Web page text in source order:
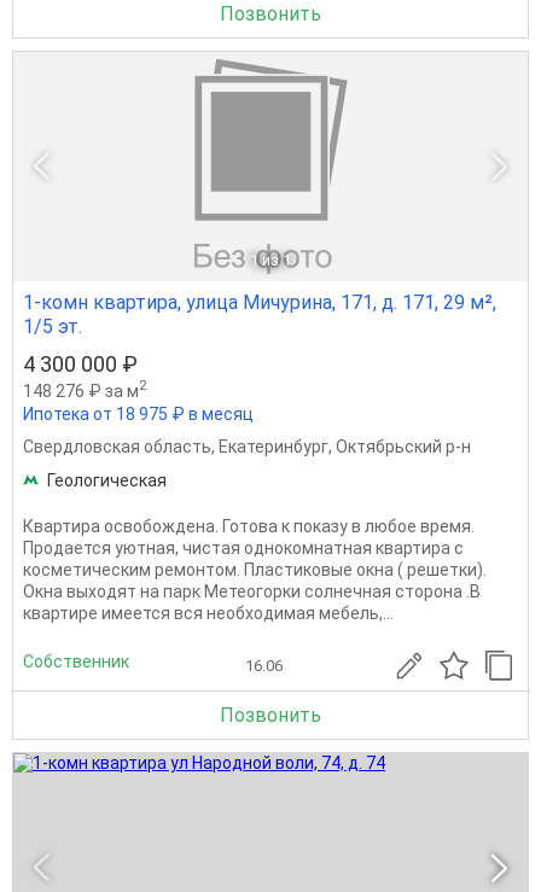
Позвонить
1 из 1
1-комн квартира, улица Мичурина, 171, д. 171, 29 м²,
1/5 эт.
4 300 000 ₽
148 276 ₽ за м2
Ипотека от 18 975 ₽ в месяц
Свердловская область, Екатеринбург, Октябрьский р-н
Геологическая
Квартира освобождена. Готова к показу в любое время.
Продается уютная, чистая однокомнатная квартира с
косметическим ремонтом. Пластиковые окна ( решетки).
Окна выходят на парк Метеогорки солнечная сторона .В
квартире имеется вся необходимая мебель,...
Собственник 16.06
Позвонить